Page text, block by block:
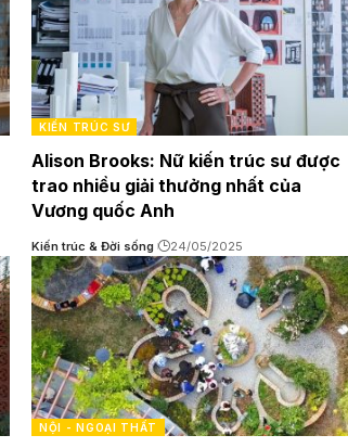
KIẾN TRÚC SƯ
Alison Brooks: Nữ kiến trúc sư được
trao nhiều giải thưởng nhất của
Vương quốc Anh
Kiến trúc & Đời sống 24/05/2025
NỘI - NGOẠI THẤT